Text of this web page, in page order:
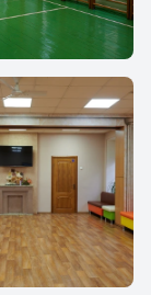
1 -